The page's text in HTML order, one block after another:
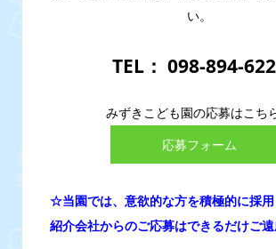
い。
TEL： 098-894-
みずきこども園の応募はこち
応募フォーム
☆当園では、意欲的な方を積極的に採用
紹介会社からのご応募はできるだけご遠